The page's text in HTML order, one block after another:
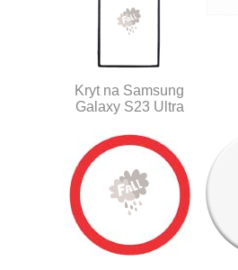
Kryt na Samsung
Galaxy S23 Ultra